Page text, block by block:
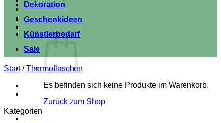
Es befinden sich keine Produkte im Warenkorb.
Zurück zum Shop
Dekoration
Geschenkideen
Künstlerbedarf
Sale
Start / Thermoflaschen
Kategorien